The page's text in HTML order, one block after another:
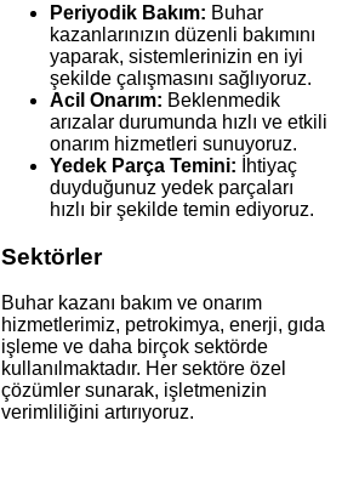
Periyodik Bakım: Buhar
kazanlarınızın düzenli bakımını
yaparak, sistemlerinizin en iyi
şekilde çalışmasını sağlıyoruz.
Acil Onarım: Beklenmedik
arızalar durumunda hızlı ve etkili
onarım hizmetleri sunuyoruz.
Yedek Parça Temini: İhtiyaç
duyduğunuz yedek parçaları
hızlı bir şekilde temin ediyoruz.
Sektörler
Buhar kazanı bakım ve onarım
hizmetlerimiz, petrokimya, enerji, gıda
işleme ve daha birçok sektörde
kullanılmaktadır. Her sektöre özel
çözümler sunarak, işletmenizin
verimliliğini artırıyoruz.